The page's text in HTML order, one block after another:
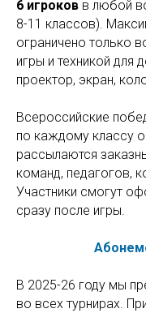
6 игроков в любой
8-11 классов).
ограничено только
игры и техникой для
проектор, экран,
Всероссийские
по каждому классу
рассылаются
команд, педагогов,
Участники смогут
сразу после игры.
В 2025-26 году мы
во всех турнирах.